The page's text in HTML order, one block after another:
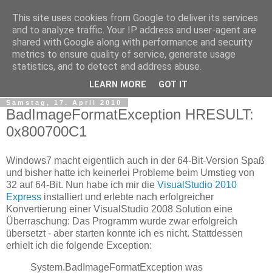
tobsen.de
Dinge die das Leben erleichtern, Wissenswertes, C# und
Samstag, 17. April 2010
BadImageFormatException HRESULT:
0x800700C1
Windows7 macht eigentlich auch in der 64-Bit-Version Spaß
und bisher hatte ich keinerlei Probleme beim Umstieg von
32 auf 64-Bit. Nun habe ich mir die VisualStudio 2010
Express installiert und erlebte nach erfolgreicher
Konvertierung einer VisualStudio 2008 Solution eine
Überraschung: Das Programm wurde zwar erfolgreich
übersetzt - aber starten konnte ich es nicht. Stattdessen
erhielt ich die folgende Exception:
System.BadImageFormatException was
This site uses cookies from Google to deliver its services
and to analyze traffic. Your IP address and user-agent are
shared with Google along with performance and security
metrics to ensure quality of service, generate usage
statistics, and to detect and address abuse.
LEARN MORE GOT IT